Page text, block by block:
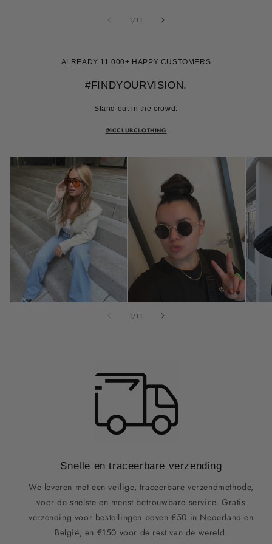
1/van
11
ALREADY 11.000+ HAPPY CUSTOMERS
#FINDYOURVISION.
Stand out in the crowd.
@ICCLUBCLOTHING
1 /van
11
Snelle en traceerbare verzending
We leveren met een veilige, traceerbare verzendmethode,
voor de snelste en meest betrouwbare service. Gratis
verzending voor bestellingen boven €50 in Nederland en
België, en €150 voor de rest van de wereld.